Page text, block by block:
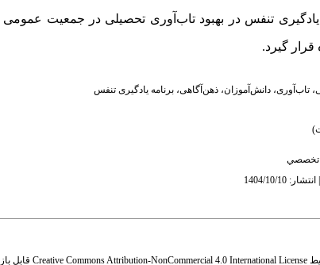
تنفس در بهبود تاب‌آوری تحصیلی در جمعیت عمومی
قرار گیرد.
، تاب‌آوری، دانش‌آموزان، ذهن‌آگاهی، برنامه یادگیری تنفس
تخصصي
Creative Commons Attribution-NonCommercial 4.0 International License قابل